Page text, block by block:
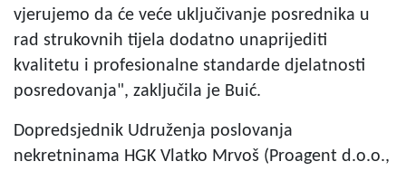
vjerujemo da će veće uključivanje posrednika u
rad strukovnih tijela dodatno unaprijediti
kvalitetu i profesionalne standarde djelatnosti
posredovanja", zaključila je Buić.
Dopredsjednik Udruženja poslovanja
nekretninama HGK Vlatko Mrvoš (Proagent d.o.o.,